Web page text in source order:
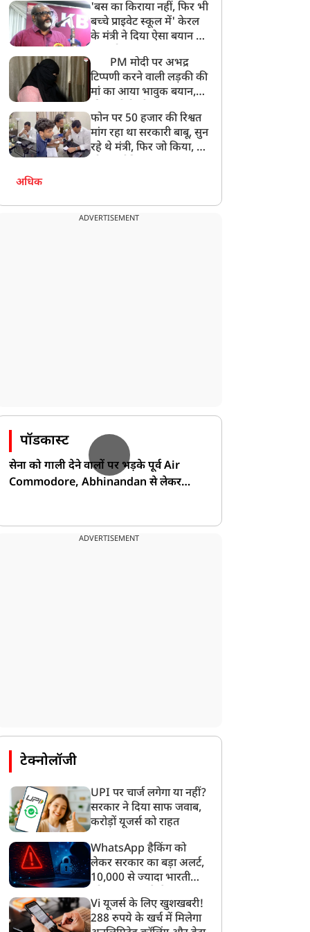
न्यूज
अनमोल कुछ नहीं
'बस का किराया नहीं, फिर भी
बच्चे प्राइवेट स्कूल में' केरल
के मंत्री ने दिया ऐसा बयान की
PM मोदी पर अभद्र
टिप्पणी करने वाली लड़की की
मां का आया भावुक बयान,
बेटी को गोद लें प्रधानमंत्री
फोन पर 50 हजार की रिश्वत
मांग रहा था सरकारी बाबू, सुन
रहे थे मंत्री, फिर जो किया, वो
अधिक
ADVERTISEMENT
पॉडकास्ट
सेना को गाली देने वालों पर भड़के पूर्व Air
Commodore, Abhinandan से लेकर
ADVERTISEMENT
टेक्नोलॉजी
UPI पर चार्ज लगेगा या नहीं?
सरकार ने दिया साफ जवाब,
करोड़ों यूजर्स को राहत
WhatsApp हैकिंग को
लेकर सरकार का बड़ा अलर्ट,
10,000 से ज्यादा भारतीयों
गया
Vi यूजर्स के लिए खुशखबरी!
288 रुपये के खर्च में मिलेगा